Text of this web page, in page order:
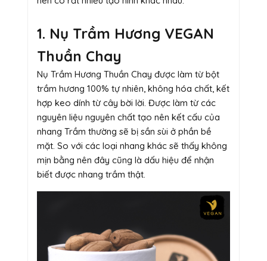
1. Nụ Trầm Hương VEGAN
Thuần Chay
Nụ Trầm Hương Thuần Chay được làm từ bột
trầm hương 100% tự nhiên, không hóa chất, kết
hợp keo dính từ cây bời lời. Được làm từ các
nguyên liệu nguyên chất tạo nên kết cấu của
nhang Trầm thường sẽ bị sần sùi ở phần bề
mặt. So với các loại nhang khác sẽ thấy không
mịn bằng nên đây cũng là dấu hiệu để nhận
biết được nhang trầm thật.